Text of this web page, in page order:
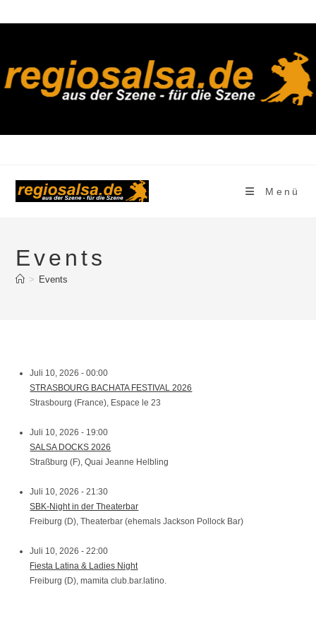
Inhalt
Menü
Events
> Events
Juli 10, 2026 - 00:00
STRASBOURG BACHATA FESTIVAL 2026
Strasbourg (France), Espace le 23
Juli 10, 2026 - 19:00
SALSA DOCKS 2026
Straßburg (F), Quai Jeanne Helbling
Juli 10, 2026 - 21:30
SBK-Night in der Theaterbar
Freiburg (D), Theaterbar (ehemals Jackson Pollock Bar)
Juli 10, 2026 - 22:00
Fiesta Latina & Ladies Night
Freiburg (D), mamita club.bar.latino.